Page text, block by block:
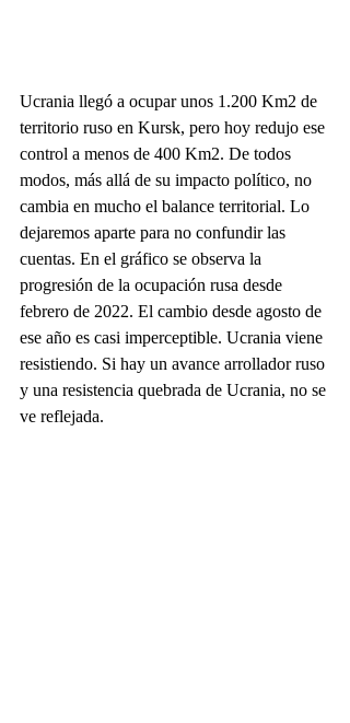
Ucrania llegó a ocupar unos 1.200 Km2 de
territorio ruso en Kursk, pero hoy redujo ese
control a menos de 400 Km2. De todos
modos, más allá de su impacto político, no
cambia en mucho el balance territorial. Lo
dejaremos aparte para no confundir las
cuentas. En el gráfico se observa la
progresión de la ocupación rusa desde
febrero de 2022. El cambio desde agosto de
ese año es casi imperceptible. Ucrania viene
resistiendo. Si hay un avance arrollador ruso
y una resistencia quebrada de Ucrania, no se
ve reflejada.